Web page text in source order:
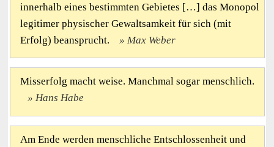
innerhalb eines bestimmten Gebietes […] das Monopol
legitimer physischer Gewaltsamkeit für sich (mit
Erfolg) beansprucht.
Max Weber
Misserfolg macht weise. Manchmal sogar menschlich.
Hans Habe
Am Ende werden menschliche Entschlossenheit und